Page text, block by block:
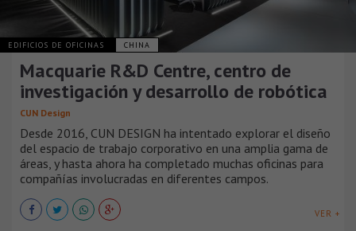
EDIFICIOS DE OFICINAS CHINA
Macquarie R&D Centre, centro de
investigación y desarrollo de robótica
CUN Design
Desde 2016, CUN DESIGN ha intentado explorar el diseño
del espacio de trabajo corporativo en una amplia gama de
áreas, y hasta ahora ha completado muchas oficinas para
compañías involucradas en diferentes campos.
VER +